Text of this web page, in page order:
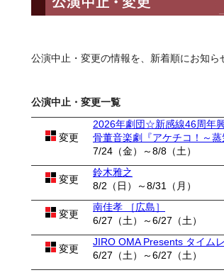
公演中止・変更の情報を、新着順にお知ら
公演中止・変更一覧
変更
2026年劇団☆新感線46周
骨董音楽劇『アケチコ！～
7/24（金）～8/8（土）
変更
鈴木雅之
8/2（日）～8/31（月）
変更
南佳孝 ［広島］
6/27（土）～6/27（土）
変更
JIRO OMA Presents タイム
6/27（土）～6/27（土）